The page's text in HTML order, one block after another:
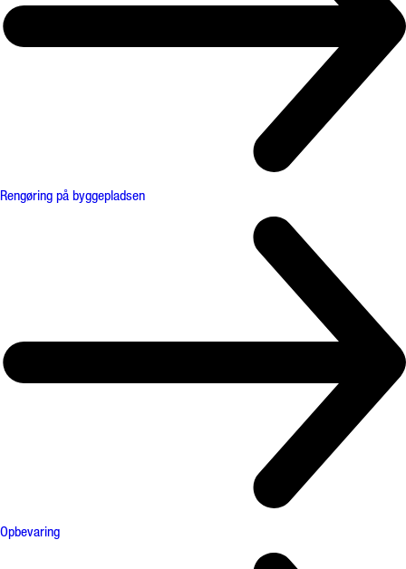
Rengøring på byggepladsen
Opbevaring